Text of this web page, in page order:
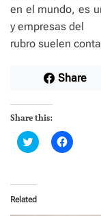
en el mundo, es
y empresas del
rubro suelen
Share
Share this:
C
l
t
o
s
C
l
Related